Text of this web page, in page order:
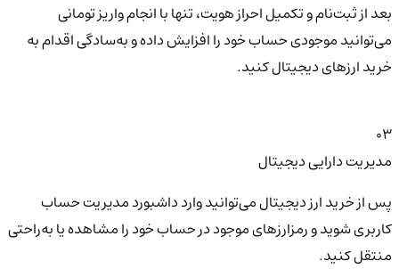
بعد از ثبت‌نام و تکمیل احراز هویت، تنها با انجام واریز تومانی
می‌توانید موجودی حساب خود را افزایش داده و به‌سادگی اقدام به
خرید ارزهای دیجیتال کنید.
03
مدیریت دارایی دیجیتال
پس از خرید ارز دیجیتال می‌توانید وارد داشبورد مدیریت حساب
کاربری شوید و رمزارزهای موجود در حساب خود را مشاهده یا به‌راحتی
منتقل کنید.